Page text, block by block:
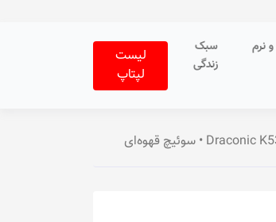
نرم
سبک
زندگی
لیست
لپتاپ